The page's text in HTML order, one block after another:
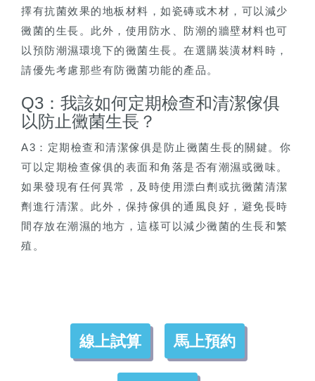
擇有抗菌效果的地板材料，如瓷磚或木材，可以減少
黴菌的生長。此外，使用防水、防潮的牆壁材料也可
以預防潮濕環境下的黴菌生長。在選購裝潢材料時，
請優先考慮那些有防黴菌功能的產品。
Q3：我該如何定期檢查和清潔傢俱
以防止黴菌生長？
A3：定期檢查和清潔傢俱是防止黴菌生長的關鍵。你
可以定期檢查傢俱的表面和角落是否有潮濕或黴味。
如果發現有任何異常，及時使用漂白劑或抗黴菌清潔
劑進行清潔。此外，保持傢俱的通風良好，避免長時
間存放在潮濕的地方，這樣可以減少黴菌的生長和繁
殖。
線上試算 馬上預約